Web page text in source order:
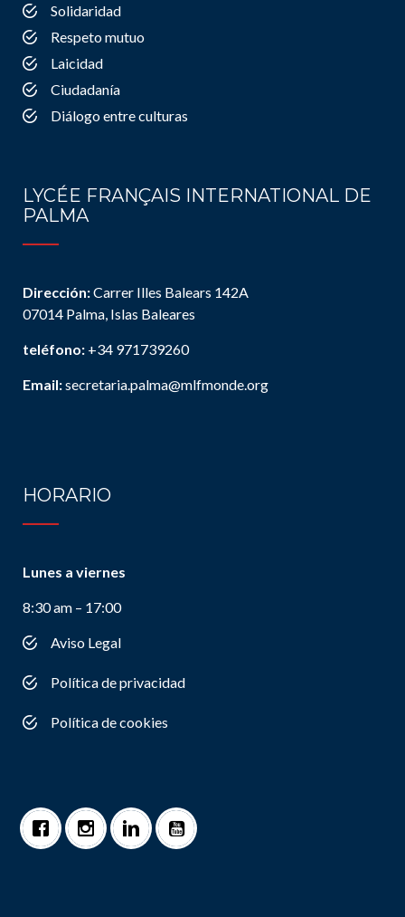
Solidaridad
Respeto mutuo
Laicidad
Ciudadanía
Diálogo entre culturas
LYCÉE FRANÇAIS INTERNATIONAL DE
PALMA
Dirección:Carrer Illes Balears 142A
07014 Palma, Islas Baleares
teléfono: +34 971739260
Email:secretaria.palma@mlfmonde.org
HORARIO
Lunes a viernes
8:30 am – 17:00
Aviso Legal
Política de privacidad
Política de cookies